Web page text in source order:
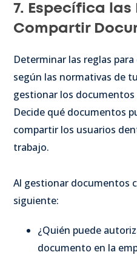
7. Específica las
Compartir
Determinar las reglas
según las normativas de
gestionar los
Decide qué documentos
compartir los usuarios
trabajo.
Al gestionar documentos
siguiente:
¿Quién puede
documento en la